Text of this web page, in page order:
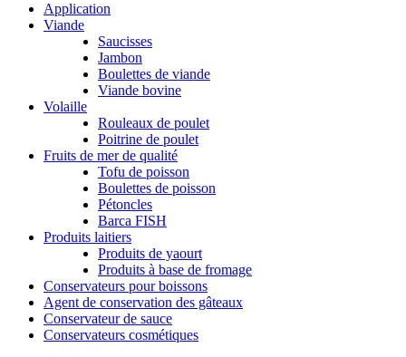
Application
Viande
Saucisses
Jambon
Boulettes de viande
Viande bovine
Volaille
Rouleaux de poulet
Poitrine de poulet
Fruits de mer de qualité
Tofu de poisson
Boulettes de poisson
Pétoncles
Barca FISH
Produits laitiers
Produits de yaourt
Produits à base de fromage
Conservateurs pour boissons
Agent de conservation des gâteaux
Conservateur de sauce
Conservateurs cosmétiques